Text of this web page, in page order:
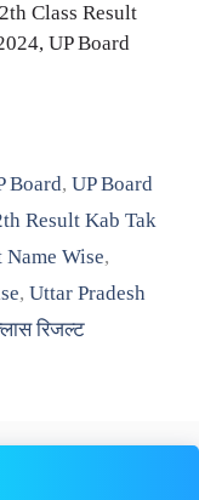
Class Result
UP Board
Board,UP Board
Result Kab Tak
Name Wise,
, Uttar Pradesh
रिजल्ट